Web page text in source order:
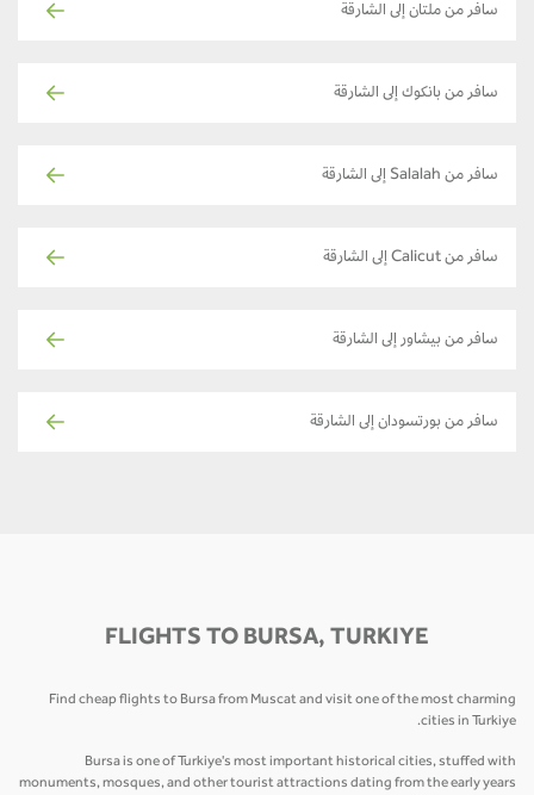
سافر من ملتان إلى الشارقة
سافر من بانكوك إلى الشارقة
سافر من Salalah إلى الشارقة
سافر من Calicut إلى الشارقة
سافر من بيشاور إلى الشارقة
سافر من بورتسودان إلى الشارقة
FLIGHTS TO BURSA, TURKIYE
Find cheap flights to Bursa from Muscat and visit one of the most charming
cities in Turkiye.
Bursa is one of Turkiye's most important historical cities, stuffed with
monuments, mosques, and other tourist attractions dating from the early years